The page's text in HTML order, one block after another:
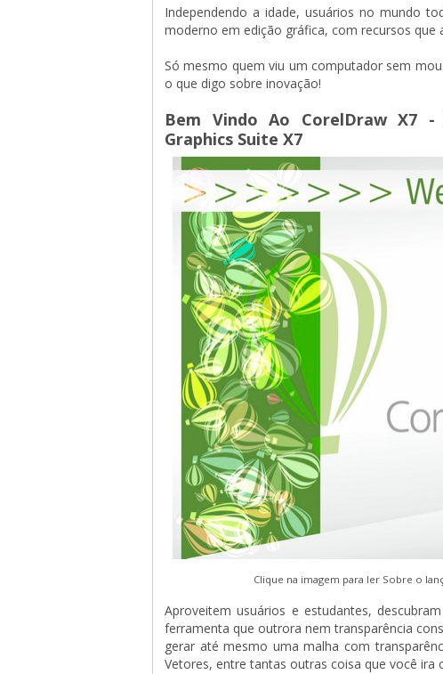
Independendo a idade, usuários no mundo
moderno em edição gráfica, com recursos
Só mesmo quem viu um computador sem
o que digo sobre inovação!
Bem Vindo Ao CorelDraw X7
Graphics Suite X7
Clique na imagem para ler Sobre o
Aproveitem usuários e estudantes,
ferramenta que outrora nem transparência
gerar até mesmo uma malha com
Vetores, entre tantas outras coisa que você